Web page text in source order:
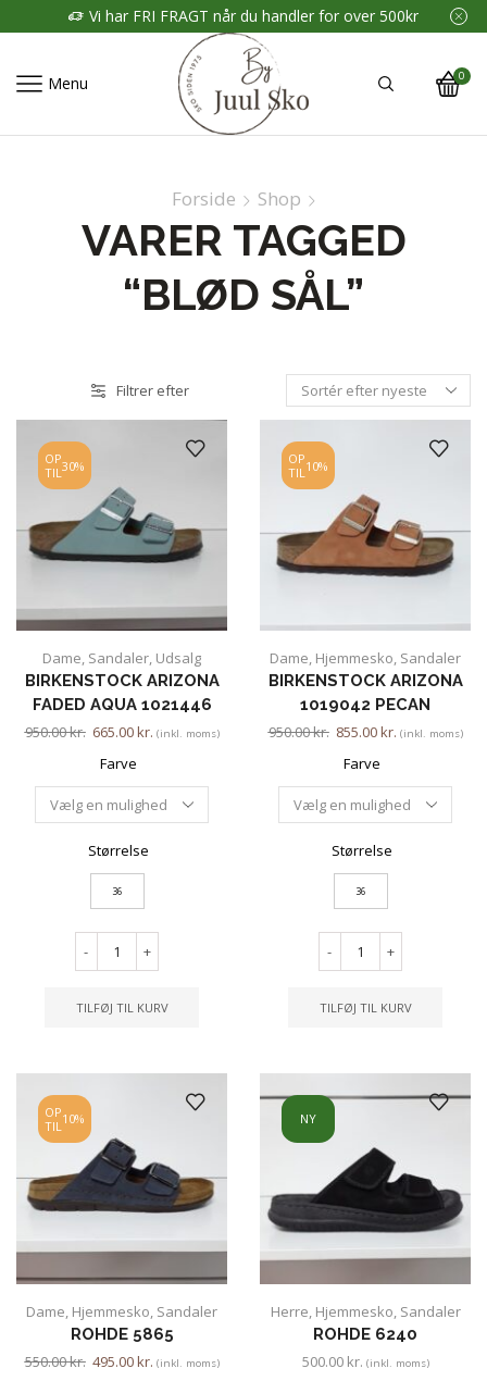
Vi har FRI FRAGT når du handler for over 500kr
Menu 0
Forside Shop
VARER TAGGED
“BLØD SÅL”
Filtrer efter
OP
TIL30%
Dame, Sandaler, Udsalg
BIRKENSTOCK ARIZONA
FADED AQUA 1021446
950.00kr. 665.00kr. (inkl. moms)
Farve
Størrelse
36
- +
TILFØJ TIL KURV
OP
TIL10%
Dame, Hjemmesko, Sandaler
BIRKENSTOCK ARIZONA
1019042 PECAN
950.00kr. 855.00kr. (inkl. moms)
Farve
Størrelse
36
- +
TILFØJ TIL KURV
OP
TIL 10%
Dame, Hjemmesko, Sandaler
ROHDE 5865
550.00kr. 495.00kr. (inkl. moms)
NY
Herre, Hjemmesko, Sandaler
ROHDE 6240
500.00 kr. (inkl. moms)